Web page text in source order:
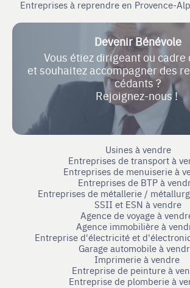
Entreprises à reprendre en Provence-
Devenir Bénévole
Vous étiez dirigeant ou
et souhaitez accompagner des
cédants ?
Rejoignez-nous !
Usines à vendre
Entreprises de transport à
Entreprises de menuiserie à
Entreprises de BTP à
Entreprises de métallerie /
SSII et ESN à vendre
Agence de voyage à
Agence immobilière à
Entreprise d'électricité et
Garage automobile à
Imprimerie à vendre
Entreprise de peinture à
Entreprise de plomberie à